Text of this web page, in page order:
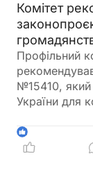
Комітет
Профільний
№15410,
України для
іспитів з
Конституції
1